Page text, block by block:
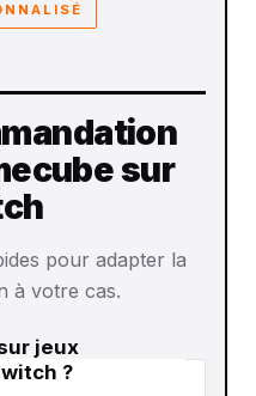
sur
pour adapter la
à votre cas.
jeux
?